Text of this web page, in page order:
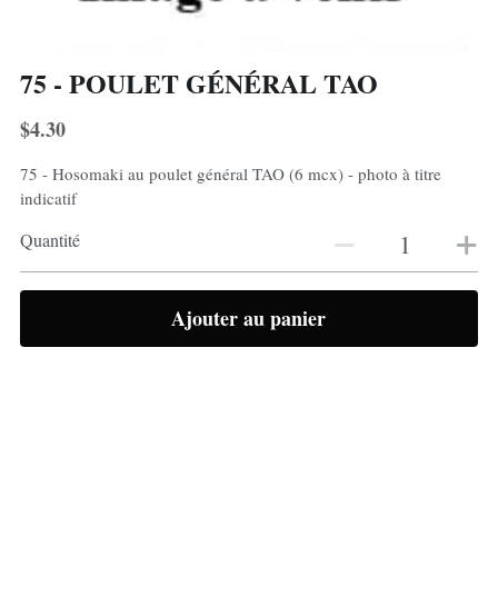
75 - POULET GÉNÉRAL TAO
$4.30
75 - Hosomaki au poulet général TAO (6 mcx) - photo à titre
indicatif
Quantité
Ajouter au panier